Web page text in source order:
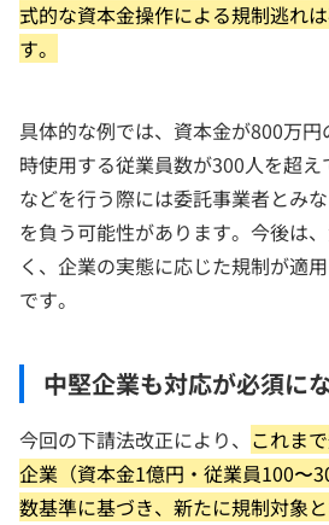
式的な資本金操作による規制逃れ
す。
具体的な例では、資本金が800万
時使用する従業員数が300人を超
などを行う際には委託事業者とみ
を負う可能性があります。今後は
く、企業の実態に応じた規制が適
です。
中堅企業も対応が必須に
今回の下請法改正により、 これま
企業（資本金1億円・従業員100〜
数基準に基づき、新たに規制対象